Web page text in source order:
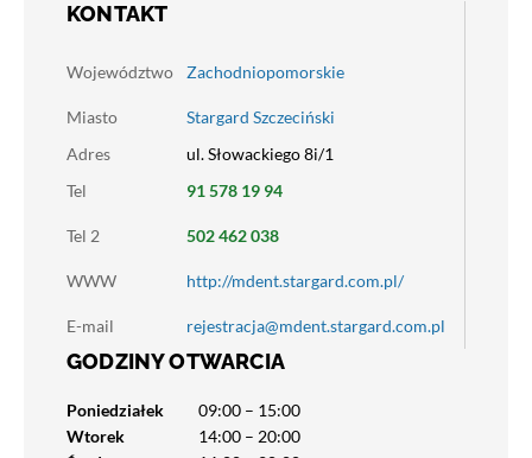
KONTAKT
Województwo Zachodniopomorskie
Miasto
Stargard Szczeciński
Adres
ul. Słowackiego 8i/1
Tel
91 578 19 94
Tel 2 502 462 038
WWW http://mdent.stargard.com.pl/
E-mail rejestracja@mdent.stargard.com.pl
GODZINY OTWARCIA
Poniedziałek
09:00 – 15:00
Wtorek
14:00 – 20:00